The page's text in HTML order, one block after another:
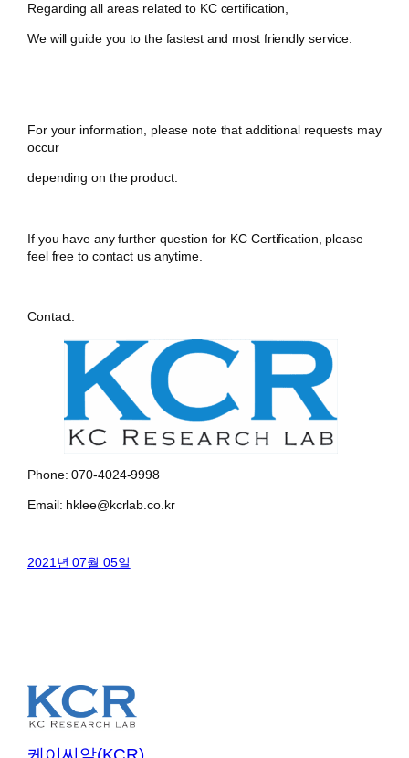
Regarding all areas related to KC certification,
We will guide you to the fastest and most friendly service.
For your information, please note that additional requests may
occur
depending on the product.
If you have any further question for KC Certification, please
feel free to contact us anytime.
Contact:
Phone: 070-4024-9998
Email: hklee@kcrlab.co.kr
2021년 07월 05일